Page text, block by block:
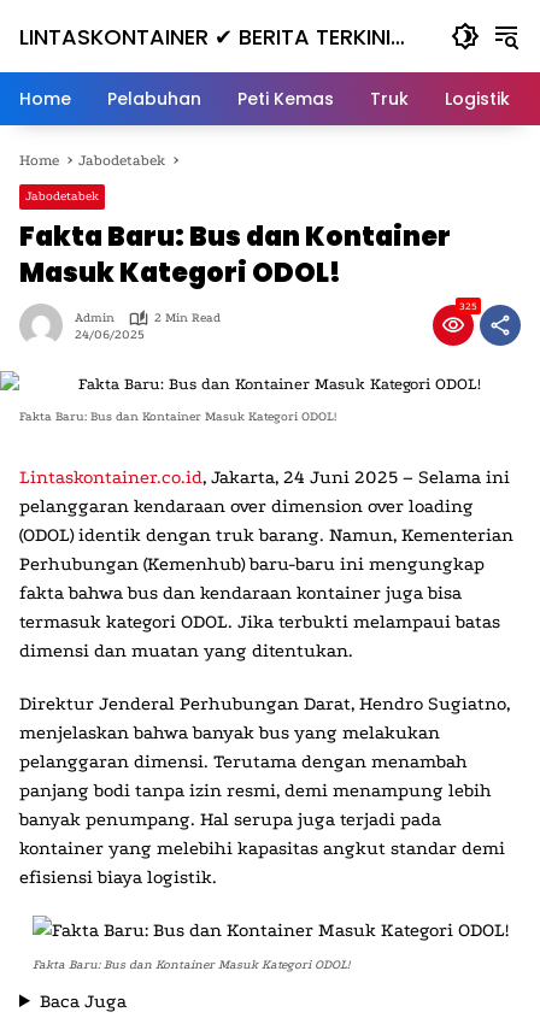
LINTASKONTAINER ✔ BERITA TERKINI
KONTAINER TERBARU HARI INI
Home Pelabuhan Peti Kemas Truk Logistik
Home Jabodetabek
Jabodetabek
Fakta Baru: Bus dan Kontainer
Masuk Kategori ODOL!
Admin
2 Min Read
24/06/2025
325
Fakta Baru: Bus dan Kontainer Masuk Kategori ODOL!
Lintaskontainer.co.id, Jakarta, 24 Juni 2025 – Selama ini
pelanggaran kendaraan over dimension over loading
(ODOL) identik dengan truk barang. Namun, Kementerian
Perhubungan (Kemenhub) baru-baru ini mengungkap
fakta bahwabus dan kendaraan kontainer juga bisa
termasuk kategori ODOL. Jika terbukti melampaui batas
dimensi dan muatan yang ditentukan.
Direktur Jenderal Perhubungan Darat, Hendro Sugiatno,
menjelaskan bahwa banyak bus yang melakukan
pelanggaran dimensi. Terutama dengan menambah
panjang bodi tanpa izin resmi, demi menampung lebih
banyak penumpang. Hal serupa juga terjadi pada
kontainer yang melebihi kapasitas angkut standar demi
efisiensi biaya logistik.
Fakta Baru: Bus dan Kontainer Masuk Kategori ODOL!
Baca Juga